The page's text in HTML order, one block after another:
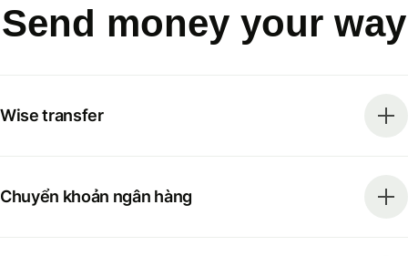
Send money your way
Wise transfer
Chuyển khoản ngân hàng